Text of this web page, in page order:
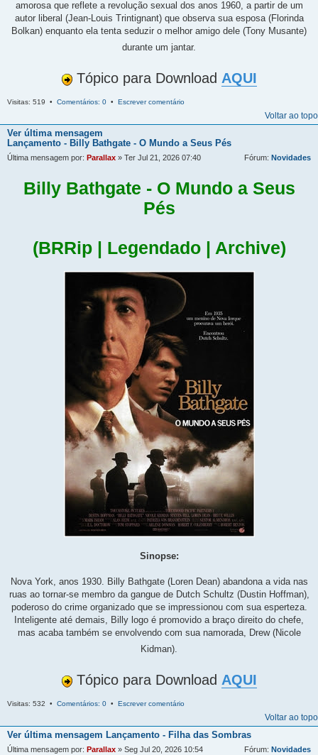
amorosa que reflete a revolução sexual dos anos 1960, a partir de um
autor liberal (Jean-Louis Trintignant) que observa sua esposa (Florinda
Bolkan) enquanto ela tenta seduzir o melhor amigo dele (Tony Musante)
durante um jantar.
Tópico para Download AQUI
Visitas: 519 • Comentários: 0 • Escrever comentário
Voltar ao topo
Ver última mensagem
Lançamento - Billy Bathgate - O Mundo a Seus Pés
Última mensagem por: Parallax » Ter Jul 21, 2026 07:40 Fórum: Novidades
Billy Bathgate - O Mundo a Seus
Pés
(BRRip | Legendado | Archive)
Sinopse:
Nova York, anos 1930. Billy Bathgate (Loren Dean) abandona a vida nas
ruas ao tornar-se membro da gangue de Dutch Schultz (Dustin Hoffman),
poderoso do crime organizado que se impressionou com sua esperteza.
Inteligente até demais, Billy logo é promovido a braço direito do chefe,
mas acaba também se envolvendo com sua namorada, Drew (Nicole
Kidman).
Tópico para Download AQUI
Visitas: 532 • Comentários: 0 • Escrever comentário
Voltar ao topo
Ver última mensagem Lançamento - Filha das Sombras
Última mensagem por: Parallax » Seg Jul 20, 2026 10:54 Fórum: Novidades